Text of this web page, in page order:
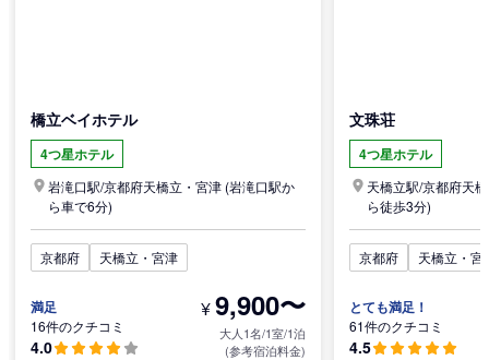
橋立ベイホテル
4つ星ホテル
岩滝口駅/京都府天橋立・宮津 (岩滝口駅か
ら車で6分)
京都府 天橋立・宮津
満足
16件のクチコミ
4.0
¥9,900〜
大人1名/1室/1泊
(参考宿泊料金)
文珠荘
4つ星ホテル
天橋立駅/京都府天
ら徒歩3分)
京都府 天橋立・宮
とても満足！
61件のクチコミ
4.5